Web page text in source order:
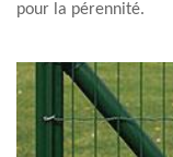
pour la pérennité.